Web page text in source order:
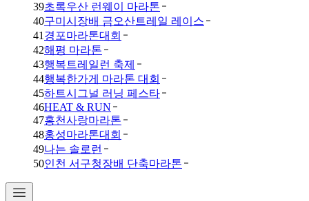
39초록우산 런웨이 마라톤
40구미시장배 금오산트레일 레이스
41 경포마라톤대회
42해평 마라톤
43행복트레일런 축제
44행복한가게 마라톤 대회
45하트시그널 러닝 페스타
46HEAT & RUN
47홍천사랑마라톤
48홍성마라톤대회
49나는 솔로런
50인천 서구청장배 단축마라톤
01